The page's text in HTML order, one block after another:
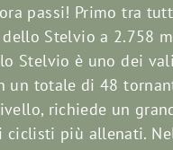
passi! Primo tra
Stelvio a 2.758
Stelvio è uno dei
un totale di 48
richiede un
ciclisti più allenati.